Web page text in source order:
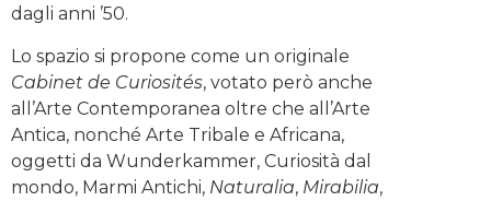
dagli anni ’50.
Lo spazio si propone come un originale
Cabinet de Curiosités, votato però anche
all’Arte Contemporanea oltre che all’Arte
Antica, nonché Arte Tribale e Africana,
oggetti da Wunderkammer, Curiosità dal
mondo, Marmi Antichi, Naturalia, Mirabilia,